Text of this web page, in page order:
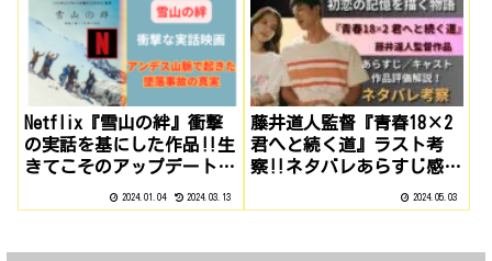
Netflix『雪山の絆』衝撃
の実話を基にした作品‼生
きてこそのアップデート
版‼感想紹介‼
2024.01.04 2024.03.13
藤井道人監督『青春18×2
君へと続く道』ラスト考
察‼ネタバレあらすじ感
2024.05.03